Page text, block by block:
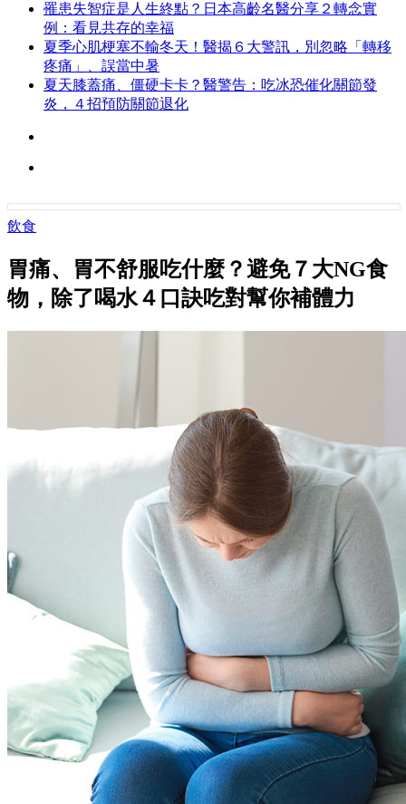
罹患失智症是人生終點？日本高齡名醫分享２轉念實
例：看見共存的幸福
夏季心肌梗塞不輸冬天！醫揭６大警訊，別忽略「轉移
疼痛」、誤當中暑
夏天膝蓋痛、僵硬卡卡？醫警告：吃冰恐催化關節發
炎，４招預防關節退化
飲食
胃痛、胃不舒服吃什麼？避免７大NG食
物，除了喝水４口訣吃對幫你補體力